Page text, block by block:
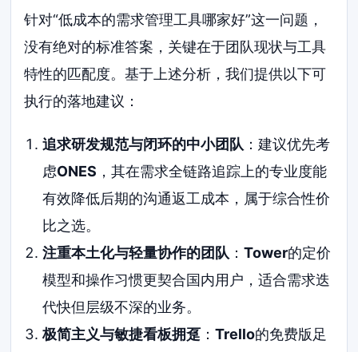
针对“低成本的需求管理工具哪家好”这一问题，
没有绝对的标准答案，关键在于团队现状与工具
特性的匹配度。基于上述分析，我们提供以下可
执行的落地建议：
追求研发规范与闭环的中小团队 ：建议优先考
虑ONES ，其在需求全链路追踪上的专业度能
有效降低后期的沟通返工成本，属于综合性价
比之选。
注重本土化与轻量协作的团队 ： Tower的定价
模型和操作习惯更契合国内用户，适合需求迭
代快但层级不深的业务。
极简主义与敏捷看板拥趸： Trello的免费版足